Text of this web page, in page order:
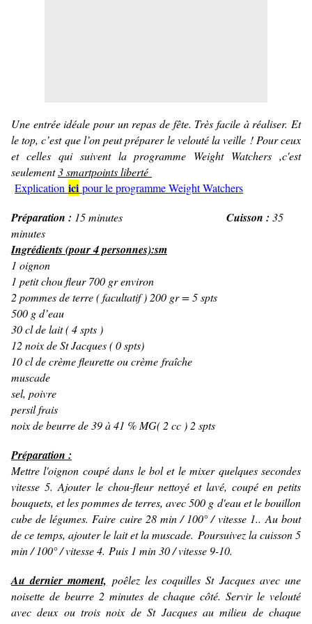
Une entrée idéale pour un repas de fête. Très facile à réaliser. Et
le top, c’est que l’on peut préparer le velouté la veille ! Pour ceux
et celles qui suivent la programme Weight Watchers ,c'est
seulement3 smartpoints liberté
Explication ici pour le programme Weight Watchers
Préparation : 15 minutes Cuisson : 35
minutes
Ingrédients (pour 4 personnes):sm
1 oignon
1 petit chou fleur 700 gr environ
2 pommes de terre ( facultatif ) 200 gr = 5 spts
500 g d’eau
30 cl de lait ( 4 spts )
12 noix de St Jacques ( 0 spts)
10 cl de crème fleurette ou crème fraîche
muscade
sel, poivre
persil frais
noix de beurre de 39 à 41 % MG( 2 cc ) 2 spts
Préparation :
Mettre l'oignon coupé dans le bol et le mixer quelques secondes
vitesse 5. Ajouter le chou-fleur nettoyé et lavé, coupé en petits
bouquets, et les pommes de terres, avec 500 g d'eau et le bouillon
cube de légumes. Faire cuire 28 min / 100° / vitesse 1.. Au bout
de ce temps, ajouter le lait et la muscade. Poursuivez la cuisson 5
min / 100° / vitesse 4. Puis 1 min 30 / vitesse 9-10.
Au dernier moment, poêlez les coquilles St Jacques avec une
noisette de beurre 2 minutes de chaque côté. Servir le velouté
avec deux ou trois noix de St Jacques au milieu de chaque